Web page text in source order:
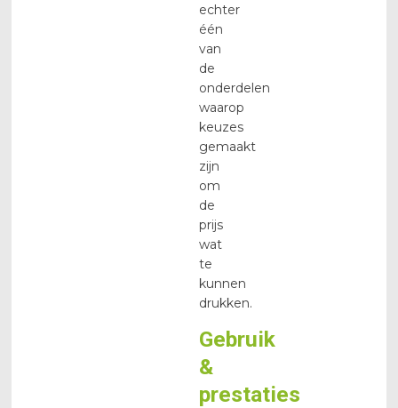
echter
één
van
de
onderdelen
waarop
keuzes
gemaakt
zijn
om
de
prijs
wat
te
kunnen
drukken.
Gebruik
&
prestaties